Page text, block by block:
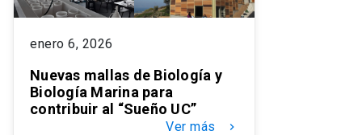
enero 6, 2026
Nuevas mallas de Biología y
Biología Marina para
contribuir al “Sueño UC”
Ver más keyboard_arrow_right